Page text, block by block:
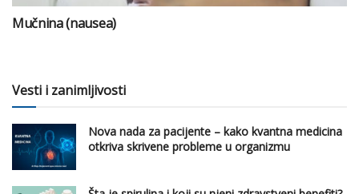
Mučnina (nausea)
Vesti i zanimljivosti
Nova nada za pacijente – kako kvantna medicina
otkriva skrivene probleme u organizmu